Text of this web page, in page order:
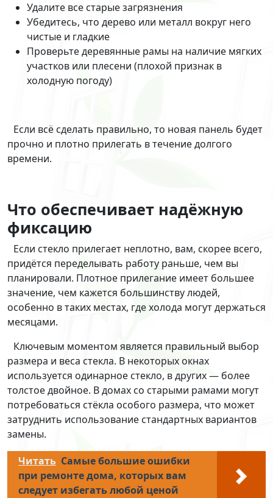
Удалите все старые загрязнения
Убедитесь, что дерево или металл вокруг него
чистые и гладкие
Проверьте деревянные рамы на наличие мягких
участков или плесени (плохой признак в
холодную погоду)
Если всё сделать правильно, то новая панель будет
прочно и плотно прилегать в течение долгого
времени.
Что обеспечивает надёжную
фиксацию
Если стекло прилегает неплотно, вам, скорее всего,
придётся переделывать работу раньше, чем вы
планировали. Плотное прилегание имеет большее
значение, чем кажется большинству людей,
особенно в таких местах, где холода могут держаться
месяцами.
Ключевым моментом является правильный выбор
размера и веса стекла. В некоторых окнах
используется одинарное стекло, в других — более
толстое двойное. В домах со старыми рамами могут
потребоваться стёкла особого размера, что может
затруднить использование стандартных вариантов
замены.
Читать Самые большие ошибки
при ремонте дома, которых вам
следует избегать любой ценой